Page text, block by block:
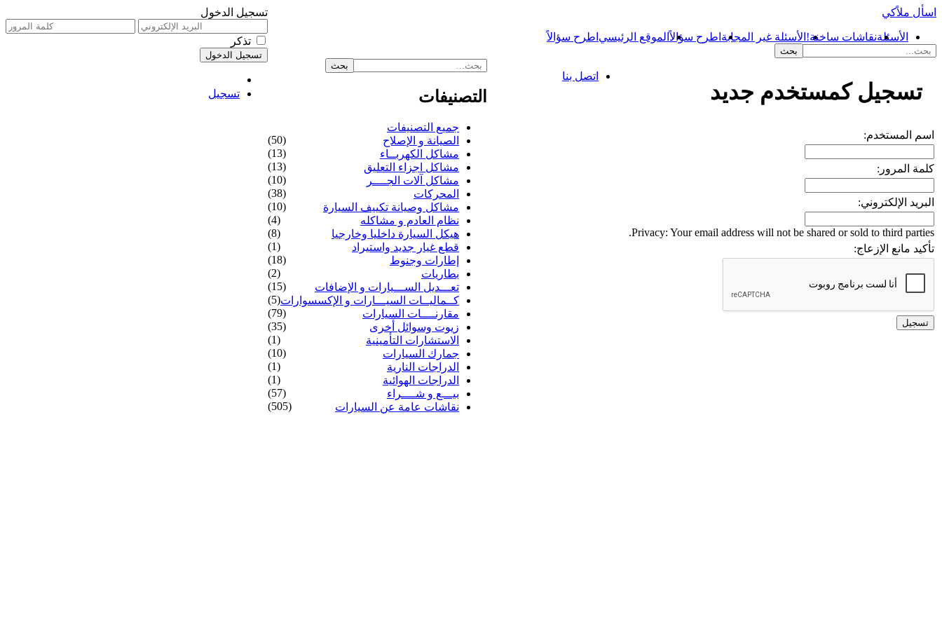
تسجيل الدخول
تذكر
تسجيل
اسأل ملاًكي
الأسئلةنقاشات ساخنة! الأسئلة غير المجابة اطرح سؤالاًالموقع الرئيسي اطرح سؤالاً
تسجيل كمستخدم جديد
اسم المستخدم:
كلمة المرور:
البريد الإلكتروني:
Privacy: Your email address will not be shared or sold to third parties.
تأكيد مانع الإزعاج:
التصنيفات
جميع التصنيفات
الصيانة و الإصلاح
(50)
مشاكل الكهربــاء
(13)
مشاكل اجزاء التعليق
(13)
مشاكل آلات الجــــر
(10)
المحركات
(38)
مشاكل وصيانة تكييف السيارة
(10)
نظام العادم و مشاكله
(4)
هيكل السيارة داخليا وخارجيا
(8)
قطع غيار جديد واستيراد
(1)
إطارات وجنوط
(18)
بطاريات
(2)
تعـــديل الســـيارات و الإضافات
(15)
كــماليــات السيـــارات و الإكسسوارات(5)
مقارنــــات السيارات
(79)
زيوت وسوائل أخرى
(35)
الاستشارات التأمينية
(1)
جمارك السيارات
(10)
الدراجات النارية
(1)
الدراجات الهوائية
(1)
بيـــع و شــــراء
(57)
نقاشات عامة عن السيارات
(505)
اتصل بنا